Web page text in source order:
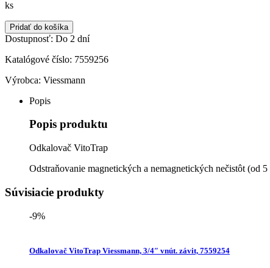
VitoTrap
1
1/4",
ks
Pridať do košíka
Dostupnosť: Do 2 dní
Katalógové číslo: 7559256
Výrobca: Viessmann
Popis
Popis produktu
Odkalovač VitoTrap
Odstraňovanie magnetických a nemagnetických nečistôt (od 5
Súvisiacie produkty
-9%
Odkalovač VitoTrap Viessmann, 3/4″ vnút. závit, 7559254